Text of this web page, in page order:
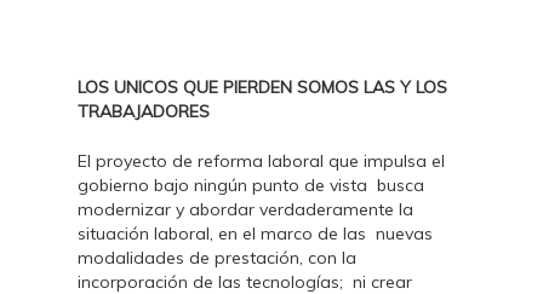
LOS UNICOS QUE PIERDEN SOMOS LAS Y LOS
TRABAJADORES
El proyecto de reforma laboral que impulsa el
gobierno bajo ningún punto de vista busca
modernizar y abordar verdaderamente la
situación laboral, en el marco de las nuevas
modalidades de prestación, con la
incorporación de las tecnologías; ni crear